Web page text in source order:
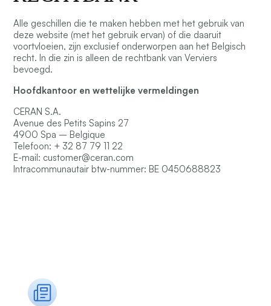
Alle geschillen die te maken hebben met het gebruik van
deze website (met het gebruik ervan) of die daaruit
voortvloeien, zijn exclusief onderworpen aan het Belgisch
recht. In die zin is alleen de rechtbank van Verviers
bevoegd.
Hoofdkantoor en wettelijke vermeldingen
CERAN S.A.
Avenue des Petits Sapins 27
4900 Spa – Belgique
Telefoon: + 32 87 79 11 22
E-mail: customer@ceran.com
Intracommunautair btw-nummer: BE 0450688823